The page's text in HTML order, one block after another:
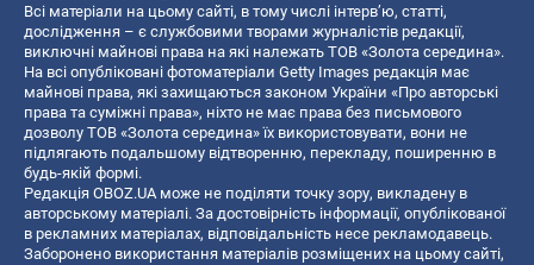
Всі матеріали на цьому сайті, в тому числі інтерв’ю, статті,
дослідження – є службовими творами журналістів редакції,
виключні майнові права на які належать ТОВ «Золота середина».
На всі опубліковані фотоматеріали Getty Images редакція має
майнові права, які захищаються законом України «Про авторські
права та суміжні права», ніхто не має права без письмового
дозволу ТОВ «Золота середина» їх використовувати, вони не
підлягають подальшому відтворенню, перекладу, поширенню в
будь-якій формі.
Редакція OBOZ.UA може не поділяти точку зору, викладену в
авторському матеріалі. За достовірність інформації, опублікованої
в рекламних матеріалах, відповідальність несе рекламодавець.
Заборонено використання матеріалів розміщених на цьому сайті,